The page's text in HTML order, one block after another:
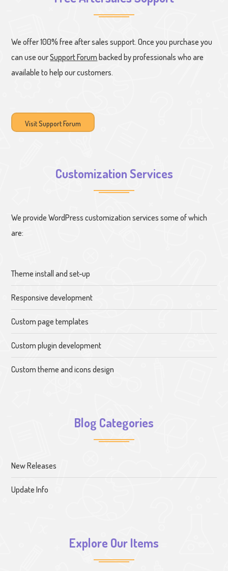
We offer 100% free after sales support. Once you purchase you
can use ourSupport Forum backed by professionals who are
available to help our customers.
Visit Support Forum
Customization Services
We provide WordPress customization services some of which
are:
Theme install and set-up
Responsive development
Custom page templates
Custom plugin development
Custom theme and icons design
Blog Categories
New Releases
Update Info
Explore Our Items